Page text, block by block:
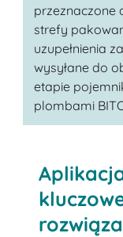
przeznaczone
strefy
uzupełnienia
wysyłane do
etapie
plombami